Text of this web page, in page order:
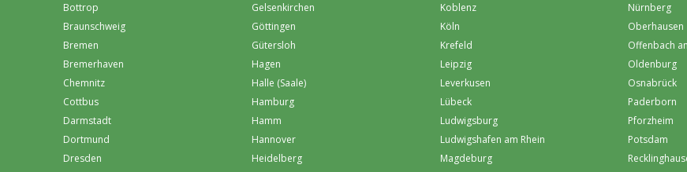
Bottrop
Braunschweig
Bremen
Bremer­haven
Chemnitz
Cottbus
Darmstadt
Dortmund
Dresden
Gelsenkirchen
Göttingen
Gütersloh
Hagen
Halle (Saale)
Hamburg
Hamm
Hannover
Heidelberg
Koblenz
Köln
Krefeld
Leipzig
Leverkusen
Lübeck
Ludwigsburg
Ludwigshafen am Rhein
Magdeburg
Nürnberg
Oberhausen
Offenbach
Oldenburg
Osnabrück
Paderborn
Pforzheim
Potsdam